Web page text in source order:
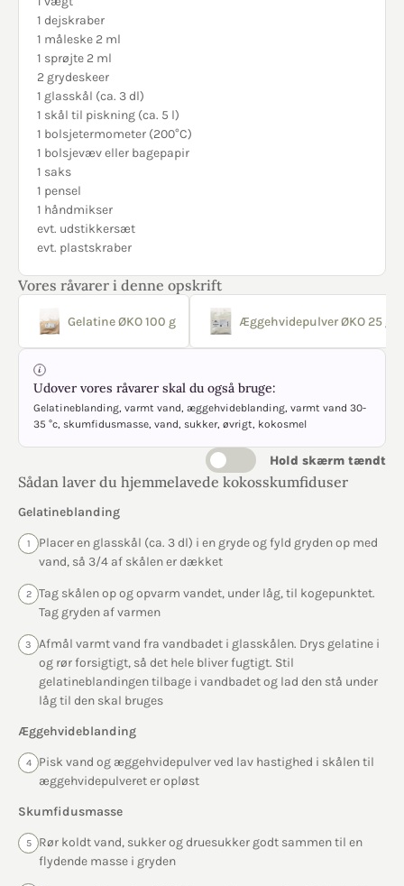
1 dejskraber
1 måleske 2 ml
1 sprøjte 2 ml
2 grydeskeer
1 glasskål (ca. 3 dl)
1 skål til piskning (ca. 5 l)
1 bolsjetermometer (200°C)
1 bolsjevæv eller bagepapir
1 saks
1 pensel
1 håndmikser
evt. udstikkersæt
evt. plastskraber
Vores råvarer i denne opskrift
Gelatine ØKO 100 g Æggehvidepulver ØKO 25 g
Udover vores råvarer skal du også bruge:
Gelatineblanding, varmt vand, æggehvideblanding, varmt vand 30-
35 °c, skumfidusmasse, vand, sukker, øvrigt, kokosmel
Hold skærm tændt
Sådan laver du hjemmelavede kokosskumfiduser
Gelatineblanding
1
Placer en glasskål (ca. 3 dl) i en gryde og fyld gryden op med
vand, så 3/4 af skålen er dækket
2
Tag skålen op og opvarm vandet, under låg, til kogepunktet.
Tag gryden af varmen
3
Afmål varmt vand fra vandbadet i glasskålen. Drys gelatine i
og rør forsigtigt, så det hele bliver fugtigt. Stil
gelatineblandingen tilbage i vandbadet og lad den stå under
låg til den skal bruges
Æggehvideblanding
4
Pisk vand og æggehvidepulver ved lav hastighed i skålen til
æggehvidepulveret er opløst
Skumfidusmasse
5
Rør koldt vand, sukker og druesukker godt sammen til en
flydende masse i gryden